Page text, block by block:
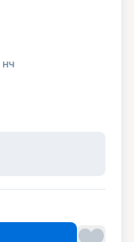
нч